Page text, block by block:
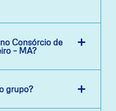
Consórcio de
– MA?
grupo?